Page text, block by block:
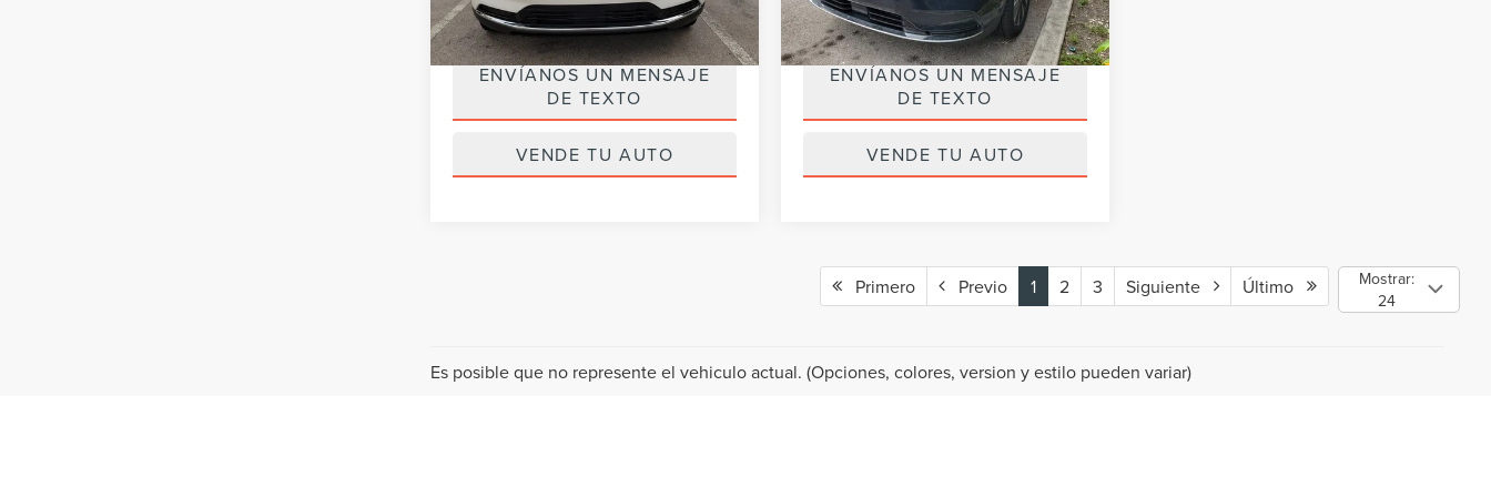
Precio de Internet $27,990
ENVÍANOS UN MENSAJE
DE TEXTO
VENDE TU AUTO
Precio de Internet $26,990
ENVÍANOS UN MENSAJE
DE TEXTO
VENDE TU AUTO
Primero Previo 1 2 3 Siguiente Último
Mostrar:
24
Es posible que no represente el vehiculo actual. (Opciones, colores, version y estilo pueden variar)